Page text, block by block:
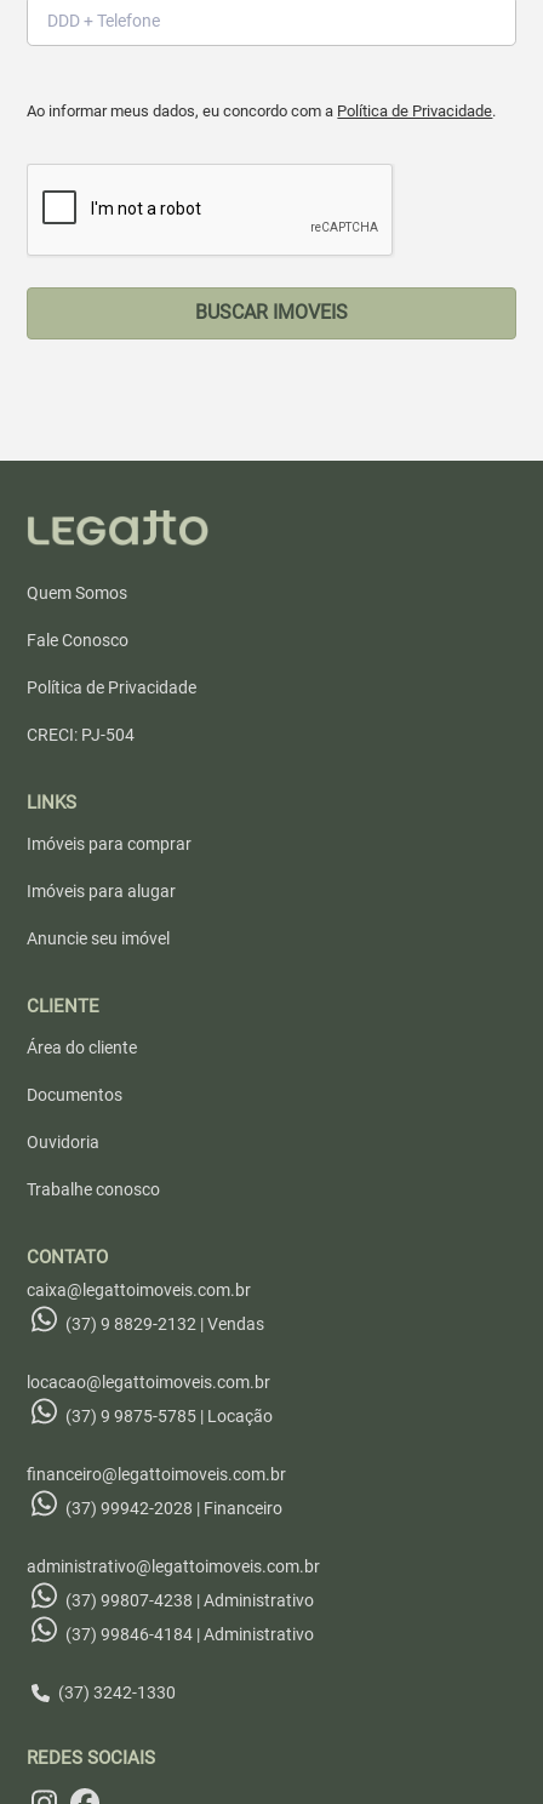
Ao informar meus dados, eu concordo com a Política de Privacidade.
BUSCAR IMOVEIS
Quem Somos
Fale Conosco
Política de Privacidade
CRECI: PJ-504
LINKS
Imóveis para comprar
Imóveis para alugar
Anuncie seu imóvel
CLIENTE
Área do cliente
Documentos
Ouvidoria
Trabalhe conosco
CONTATO
caixa@legattoimoveis.com.br
(37) 9 8829-2132 | Vendas
locacao@legattoimoveis.com.br
(37) 9 9875-5785 | Locação
financeiro@legattoimoveis.com.br
(37) 99942-2028 | Financeiro
administrativo@legattoimoveis.com.br
(37) 99807-4238 | Administrativo
(37) 99846-4184 | Administrativo
(37) 3242-1330
REDES SOCIAIS